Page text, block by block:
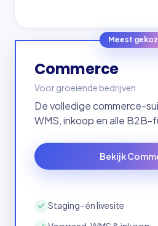
Meest
Commerce
Voor groeiende bedrijven
De volledige commerce-
WMS, inkoop en alle B2B-
Bekijk
Staging- én livesite